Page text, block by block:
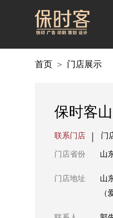
首页 ＞ 门店展示
保时客
联系门店 门
门店省份 山
门店地址
山
（